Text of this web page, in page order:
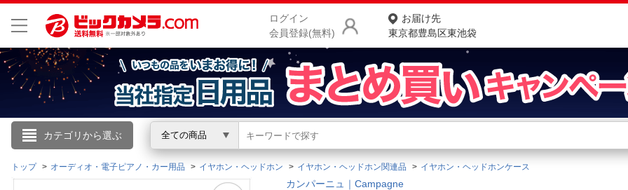
ログイン
会員登録(無料)
お届け先
東京都豊島区東池袋
カテゴリから選ぶ 全ての商品
こんにちは
ログイン
商品をさがす
ランキングからさがす
カテゴリ一覧からさがす
トップ オーディオ・電子ピアノ・カー用品 イヤホン・ヘッドホン イヤホン・ヘッドホン関連品 イヤホン・ヘッドホンケース
カンパーニュ｜Campagne